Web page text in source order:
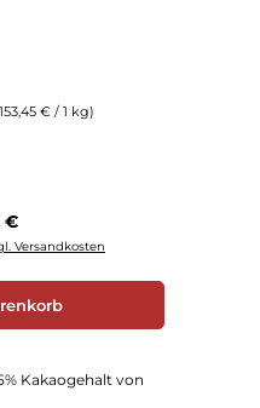
€ / 1 kg)
Preis:
€
Versandkosten